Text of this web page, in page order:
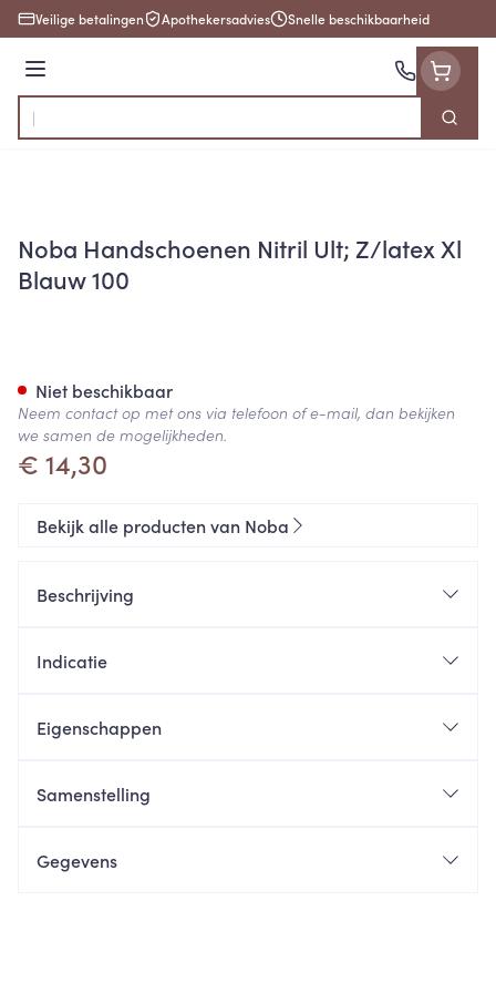
Ga naar de inhoud
Veilige betalingen Apothekersadvies Snelle beschikbaarheid
Menu
Product, merk, categorie...
Zoek
Noba Handschoenen Nitril Ult; Z/latex Xl
Blauw 100
€ 14,30
Niet beschikbaar
Neem contact op met ons via telefoon of e-mail, dan bekijken
we samen de mogelijkheden.
Bekijk alle producten van Noba
Beschrijving
Indicatie
Eigenschappen
Samenstelling
Gegevens